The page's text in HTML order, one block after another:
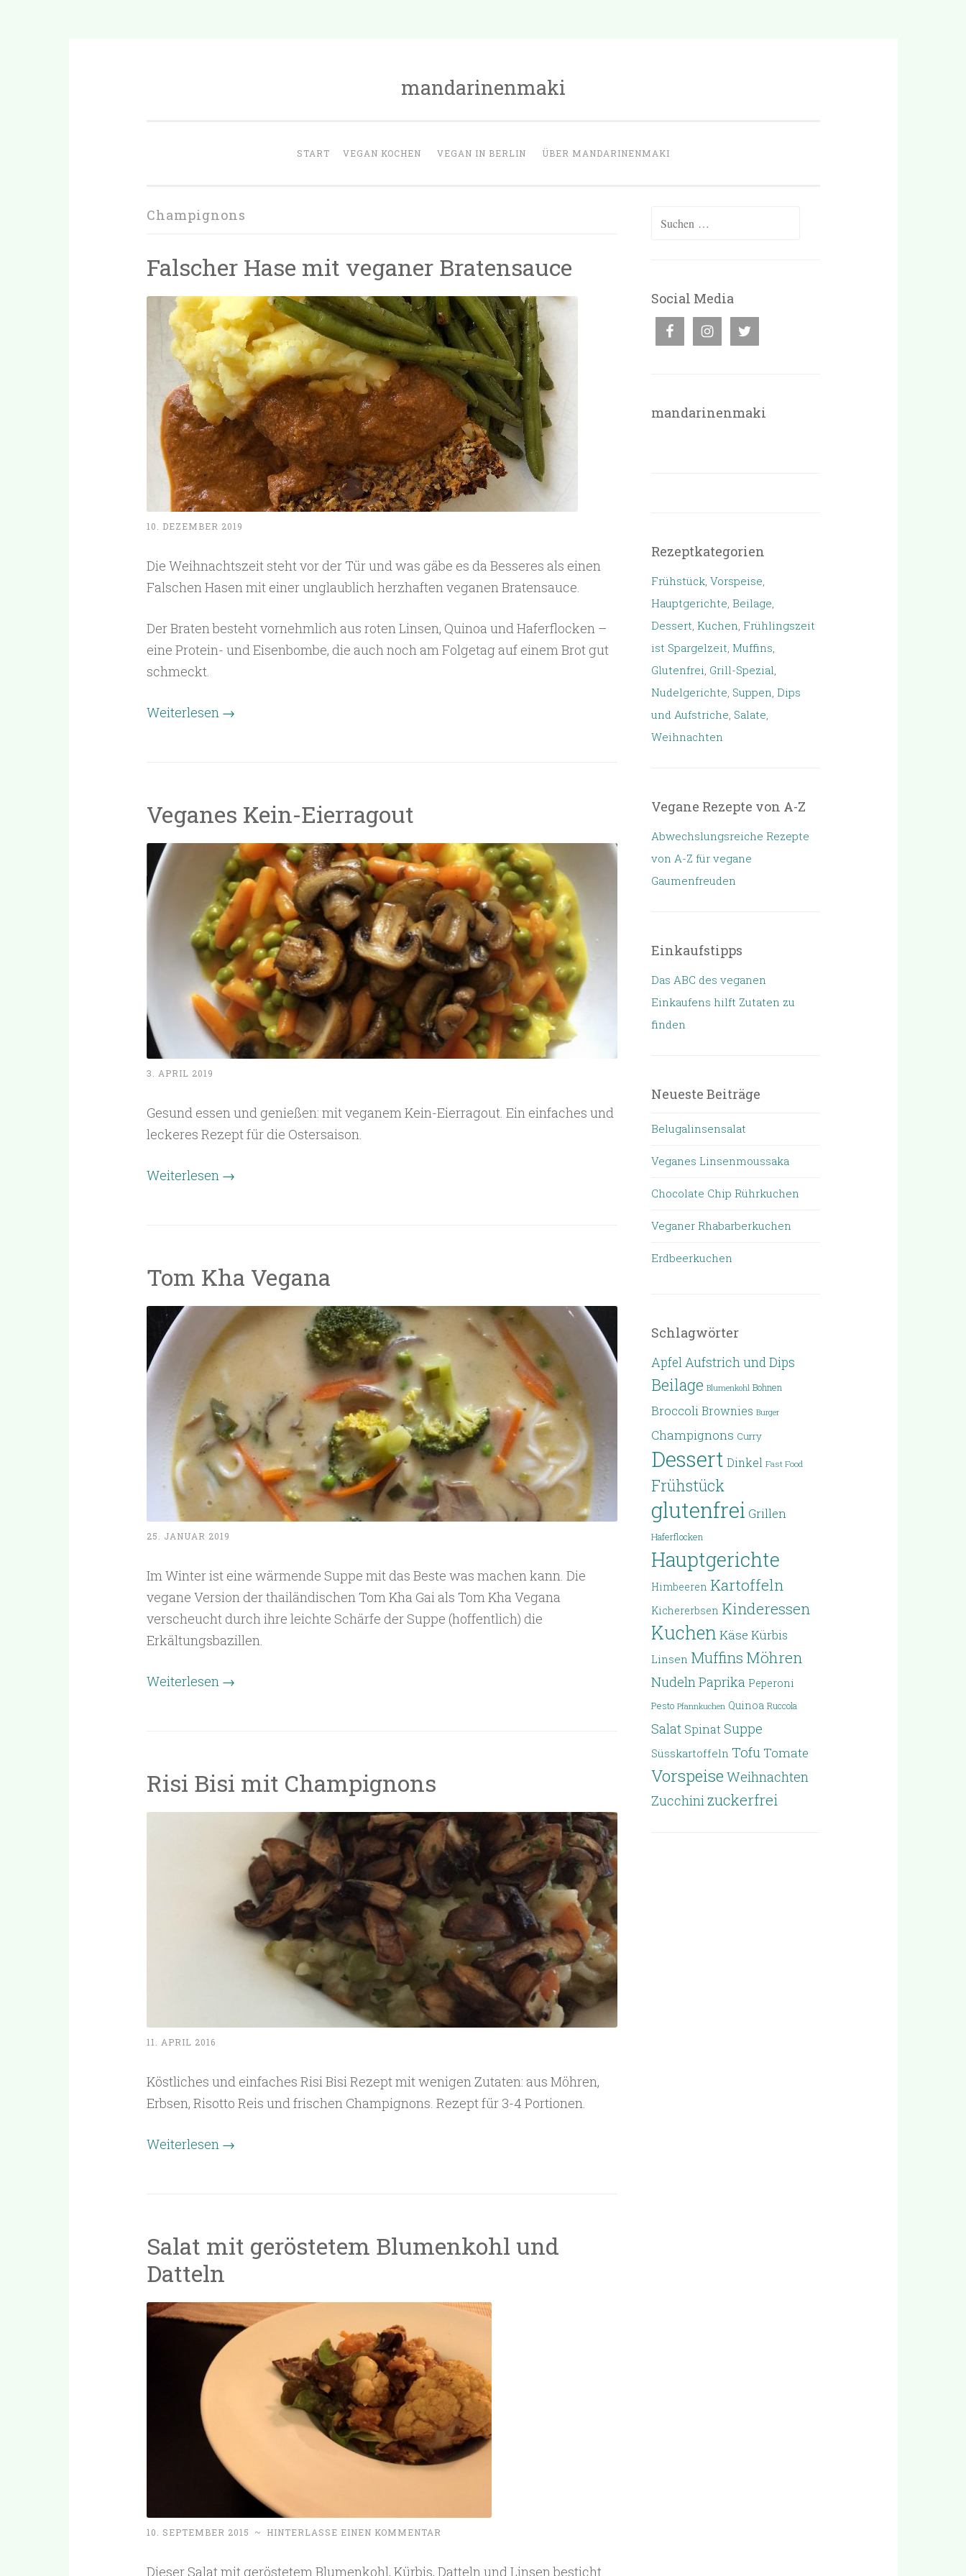
mandarinenmaki
START VEGAN KOCHEN VEGAN IN BERLIN ÜBER MANDARINENMAKI
Champignons
Falscher Hase mit veganer Bratensauce
10. DEZEMBER 2019
Die Weihnachtszeit steht vor der Tür und was gäbe es da Besseres als einen
Falschen Hasen mit einer unglaublich herzhaften veganen Bratensauce.
Der Braten besteht vornehmlich aus roten Linsen, Quinoa und Haferflocken –
eine Protein- und Eisenbombe, die auch noch am Folgetag auf einem Brot gut
schmeckt.
Weiterlesen →
Veganes Kein-Eierragout
3. APRIL 2019
Gesund essen und genießen: mit veganem Kein-Eierragout. Ein einfaches und
leckeres Rezept für die Ostersaison.
Weiterlesen →
Tom Kha Vegana
25. JANUAR 2019
Im Winter ist eine wärmende Suppe mit das Beste was machen kann. Die
vegane Version der thailändischen Tom Kha Gai als Tom Kha Vegana
verscheucht durch ihre leichte Schärfe der Suppe (hoffentlich) die
Erkältungsbazillen.
Weiterlesen →
Risi Bisi mit Champignons
11. APRIL 2016
Köstliches und einfaches Risi Bisi Rezept mit wenigen Zutaten: aus Möhren,
Erbsen, Risotto Reis und frischen Champignons. Rezept für 3-4 Portionen.
Weiterlesen →
Salat mit geröstetem Blumenkohl und
Datteln
10. SEPTEMBER 2015 ~ HINTERLASSE EINEN KOMMENTAR
Dieser Salat mit geröstetem Blumenkohl, Kürbis, Datteln und Linsen besticht
Suchen
Social Media
mandarinenmaki
Rezeptkategorien
Frühstück,Vorspeise,
Hauptgerichte, Beilage,
Dessert, Kuchen, Frühlingszeit
ist Spargelzeit, Muffins,
Glutenfrei, Grill-Spezial,
Nudelgerichte, Suppen, Dips
und Aufstriche, Salate,
Weihnachten
Vegane Rezepte von A-Z
Abwechslungsreiche Rezepte
von A-Z für vegane
Gaumenfreuden
Einkaufstipps
Das ABC des veganen
Einkaufens hilft Zutaten zu
finden
Neueste Beiträge
Belugalinsensalat
Veganes Linsenmoussaka
Chocolate Chip Rührkuchen
Veganer Rhabarberkuchen
Erdbeerkuchen
Schlagwörter
ApfelAufstrich und Dips
Beilage Blumenkohl Bohnen
Broccoli Brownies Burger
Champignons Curry
Dessert Dinkel Fast Food
Frühstück
glutenfrei Grillen
Haferflocken
Hauptgerichte
Himbeeren Kartoffeln
Kichererbsen Kinderessen
Kuchen Käse Kürbis
Linsen Muffins Möhren
NudelnPaprika Peperoni
Pesto Pfannkuchen Quinoa Ruccola
Salat Spinat Suppe
Süsskartoffeln Tofu Tomate
Vorspeise Weihnachten
Zucchinizuckerfrei